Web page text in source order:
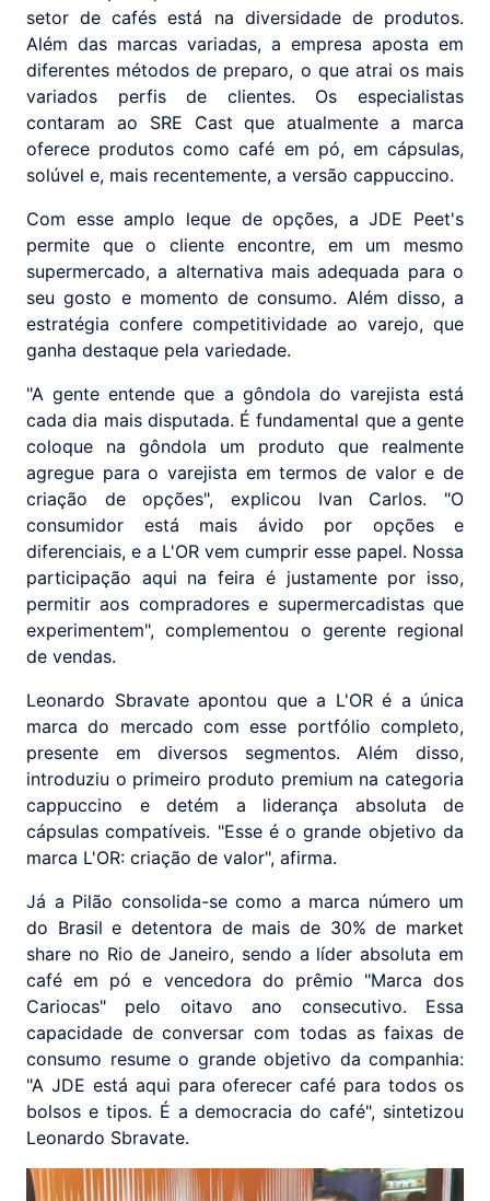
setor de cafés está na diversidade de produtos.
Além das marcas variadas, a empresa aposta em
diferentes métodos de preparo, o que atrai os mais
variados perfis de clientes. Os especialistas
contaram ao SRE Cast que atualmente a marca
oferece produtos como café em pó, em cápsulas,
solúvel e, mais recentemente, a versão cappuccino.
Com esse amplo leque de opções, a JDE Peet's
permite que o cliente encontre, em um mesmo
supermercado, a alternativa mais adequada para o
seu gosto e momento de consumo. Além disso, a
estratégia confere competitividade ao varejo, que
ganha destaque pela variedade.
"A gente entende que a gôndola do varejista está
cada dia mais disputada. É fundamental que a gente
coloque na gôndola um produto que realmente
agregue para o varejista em termos de valor e de
criação de opções", explicou Ivan Carlos. "O
consumidor está mais ávido por opções e
diferenciais, e a L'OR vem cumprir esse papel. Nossa
participação aqui na feira é justamente por isso,
permitir aos compradores e supermercadistas que
experimentem", complementou o gerente regional
de vendas.
Leonardo Sbravate apontou que a L'OR é a única
marca do mercado com esse portfólio completo,
presente em diversos segmentos. Além disso,
introduziu o primeiro produto premium na categoria
cappuccino e detém a liderança absoluta de
cápsulas compatíveis. "Esse é o grande objetivo da
marca L'OR: criação de valor", afirma.
Já a Pilão consolida-se como a marca número um
do Brasil e detentora de mais de 30% de market
share no Rio de Janeiro, sendo a líder absoluta em
café em pó e vencedora do prêmio "Marca dos
Cariocas" pelo oitavo ano consecutivo. Essa
capacidade de conversar com todas as faixas de
consumo resume o grande objetivo da companhia:
"A JDE está aqui para oferecer café para todos os
bolsos e tipos. É a democracia do café", sintetizou
Leonardo Sbravate.